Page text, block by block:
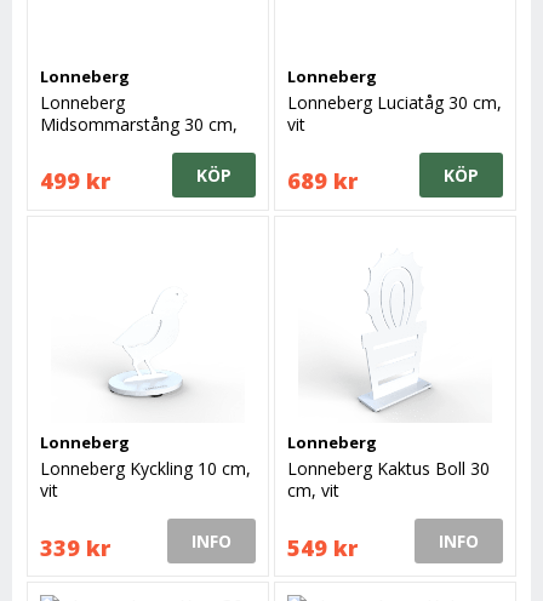
Lonneberg
Lonneberg
Midsommarstång 30 cm,
499 kr KÖP
Lonneberg
Lonneberg Luciatåg 30 cm,
vit
689 kr KÖP
Lonneberg
Lonneberg Kyckling 10 cm,
vit
339 kr INFO
Lonneberg
Lonneberg Kaktus Boll 30
cm, vit
549 kr INFO